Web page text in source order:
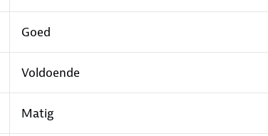
Goed
Voldoende
Matig